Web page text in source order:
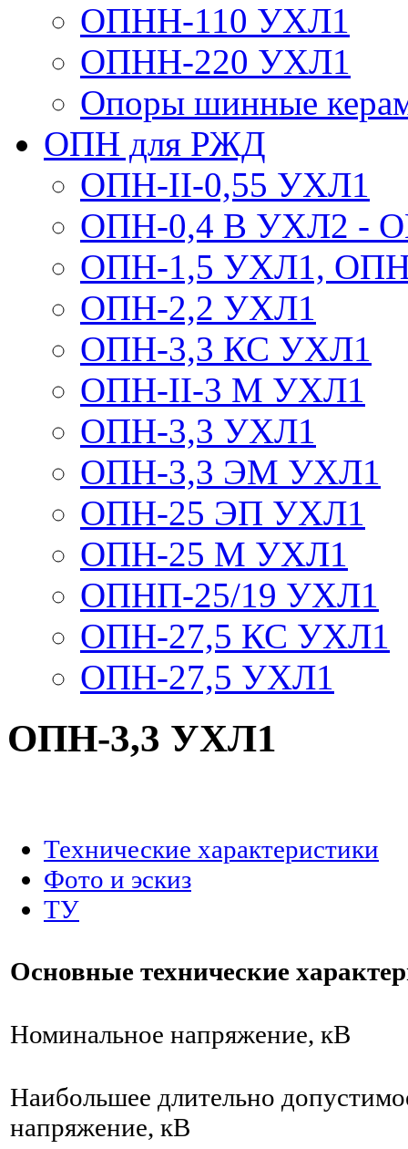
ОПНН-110 УХЛ1
ОПНН-220 УХЛ1
Опоры шинные
ОПН для РЖД
ОПН-II-0,55 УХЛ1
ОПН-0,4 В УХЛ2 -
ОПН-1,5 УХЛ1,
ОПН-2,2 УХЛ1
ОПН-3,3 КС УХЛ1
ОПН-II-3 М УХЛ1
ОПН-3,3 УХЛ1
ОПН-3,3 ЭМ УХЛ1
ОПН-25 ЭП УХЛ1
ОПН-25 М УХЛ1
ОПНП-25/19 УХЛ1
ОПН-27,5 КС УХЛ1
ОПН-27,5 УХЛ1
ОПН-3,3 УХЛ1
Технические характеристики
Фото и эскиз
ТУ
Основные технические
Номинальное напряжение, кВ
Наибольшее длительно
напряжение, кВ